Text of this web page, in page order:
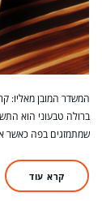
המשדר המובן מאליו:
ברולה טבעוני הוא
שמתמזגים בפה כאשר
קרא עוד